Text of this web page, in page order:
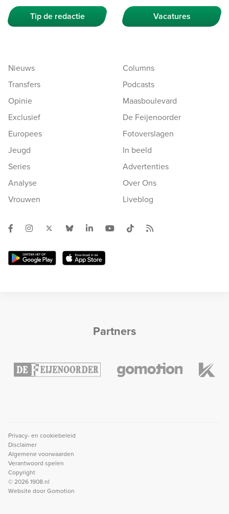
Tip de redactie Vacatures
Nieuws
Transfers
Opinie
Exclusief
Europees
Jeugd
Series
Analyse
Vrouwen
Columns
Podcasts
Maasboulevard
De Feijenoorder
Fotoverslagen
In beeld
Advertenties
Over Ons
Liveblog
Partners
Privacy- en cookiebeleid
Disclaimer
Algemene voorwaarden
Verantwoord spelen
Copyright
© 2026 1908.nl
Website doorGomotion